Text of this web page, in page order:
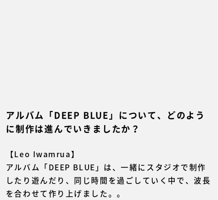
アルバム「DEEP BLUE」について、どのよう
に制作は進んでいきましたか？
【Leo Iwamrua】
アルバム「DEEP BLUE」は、一緒にスタジオで制作
したり遊んだり、同じ時間を過ごしていく中で、波長
を合わせて作り上げました。。